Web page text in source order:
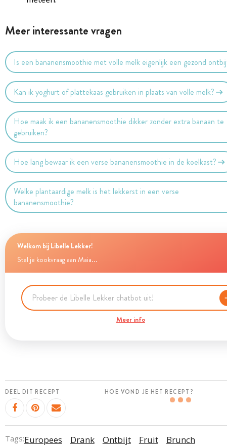
Meer interessante vragen
Is een bananensmoothie met volle melk eigenlijk een gezond
Kan ik yoghurt of plattekaas gebruiken in plaats van volle melk?
Hoe maak ik een bananensmoothie dikker zonder extra banaan te
gebruiken?
Hoe lang bewaar ik een verse bananensmoothie in de koelkast?
Welke plantaardige melk is het lekkerst in een verse
bananensmoothie?
Welkom bij Libelle Lekker!
Stel je kookvraag aan Maia...
Meer info
DEEL DIT RECEPT HOE VOND JE HET RECEPT?
Tags:Europees Drank Ontbijt Fruit Brunch